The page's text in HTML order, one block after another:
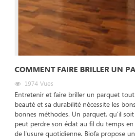
COMMENT FAIRE BRILLER UN
1974 Vues
Entretenir et faire briller un parquet
beauté et sa durabilité nécessite les
bonnes méthodes. Un parquet, qu’il
peut perdre son éclat au fil du temps
de l'usure quotidienne. Biofa propose